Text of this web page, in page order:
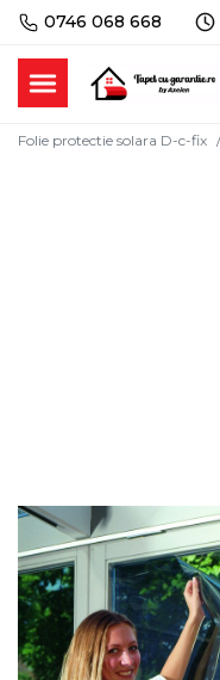
0746 068 668
Folie protectie solara D-c-fix